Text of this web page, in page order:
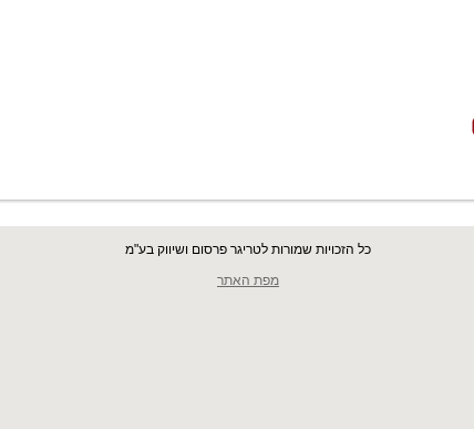
כל הזכויות שמורות לטריגר פרסום ושיווק בע"מ
מפת האתר